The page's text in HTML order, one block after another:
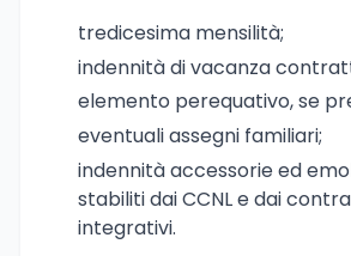
tredicesima mensilità;
indennità di vacanza
elemento perequativo, se
eventuali assegni familiari;
indennità accessorie ed
stabiliti dai CCNL e dai
integrativi.